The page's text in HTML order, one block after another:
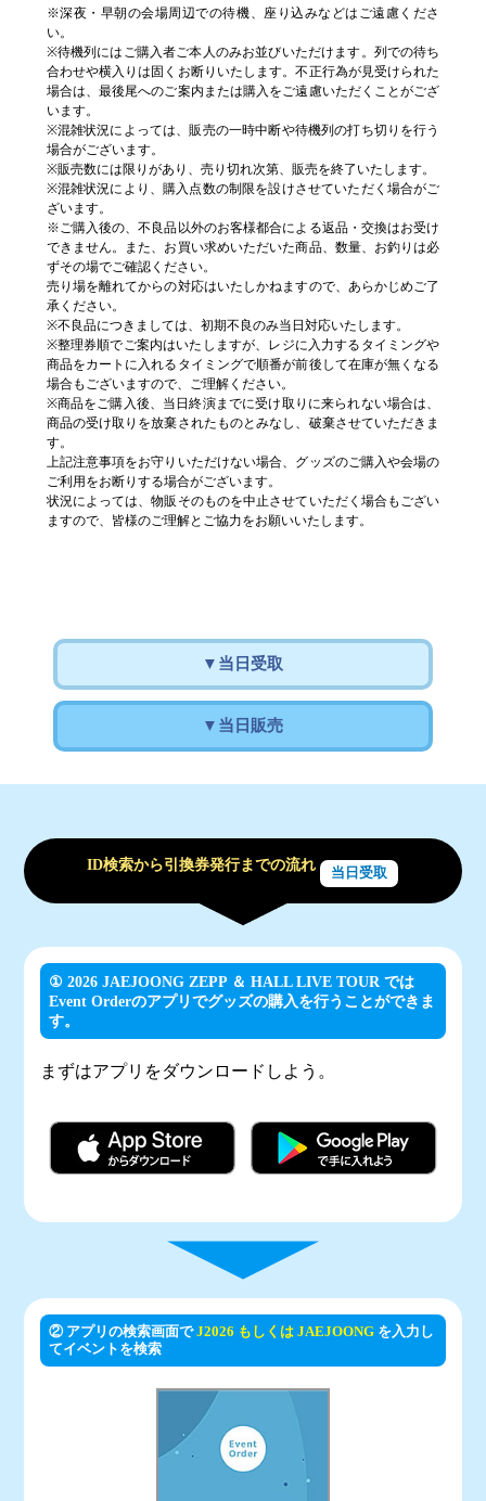
※深夜・早朝の会場周辺での待機、座り込みなどはご遠慮くださ
い。
※待機列にはご購入者ご本人のみお並びいただけます。列での待ち
合わせや横入りは固くお断りいたします。不正行為が見受けられた
場合は、最後尾へのご案内または購入をご遠慮いただくことがござ
います。
※混雑状況によっては、販売の一時中断や待機列の打ち切りを行う
場合がございます。
※販売数には限りがあり、売り切れ次第、販売を終了いたします。
※混雑状況により、購入点数の制限を設けさせていただく場合がご
ざいます。
※ご購入後の、不良品以外のお客様都合による返品・交換はお受け
できません。また、お買い求めいただいた商品、数量、お釣りは必
ずその場でご確認ください。
売り場を離れてからの対応はいたしかねますので、あらかじめご了
承ください。
※不良品につきましては、初期不良のみ当日対応いたします。
※整理券順でご案内はいたしますが、レジに入力するタイミングや
商品をカートに入れるタイミングで順番が前後して在庫が無くなる
場合もございますので、ご理解ください。
※商品をご購入後、当日終演までに受け取りに来られない場合は、
商品の受け取りを放棄されたものとみなし、破棄させていただきま
す。
上記注意事項をお守りいただけない場合、グッズのご購入や会場の
ご利用をお断りする場合がございます。
状況によっては、物販そのものを中止させていただく場合もござい
ますので、皆様のご理解とご協力をお願いいたします。
▼当日受取
▼当日販売
ID検索から引換券発行までの流れ 当日受取
① 2026 JAEJOONG ZEPP ＆ HALL LIVE TOUR では
Event Orderのアプリでグッズの購入を行うことができま
す。
まずはアプリをダウンロードしよう。
② アプリの検索画面でJ2026 もしくは JAEJOONG を入力し
てイベントを検索